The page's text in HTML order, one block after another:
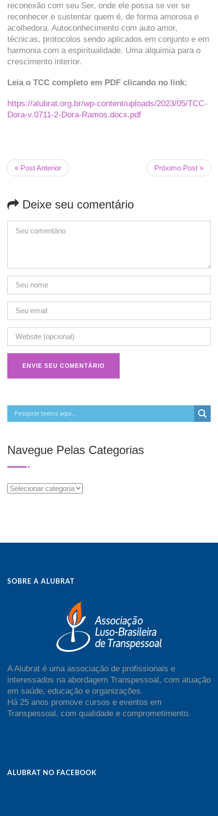
reconexão com seu Ser, onde ele possa se ver se
reconhecer e sustentar quem é, de forma amorosa e
acolhedora. Autoconhecimento com auto amor,
técnicas, protocolos sendo aplicados em conjunto e em
harmonia com a espiritualidade. Uma alquimia para o
crescimento interior.
Leia o TCC completo em PDF clicando no link:
https://alubrat.org.br/wp-content/uploads/2023/05/TCC-
Dora-v.0711-2-Dora-Ramos.docx.pdf
« Post Anterior Próximo Post »
Deixe seu comentário
Navegue Pelas Categorias
Navegue
SOBRE A ALUBRAT
A Alubrat é uma associação de profissionais e
interessados na abordagem Transpessoal, com atuação
em saúde, educação e organizações.
Há 25 anos promove cursos e eventos em
Transpessoal, com qualidade e comprometimento.
ALUBRAT NO FACEBOOK